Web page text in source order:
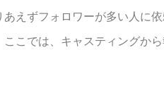
えずフォロワーが多い人に
こでは、キャスティングから